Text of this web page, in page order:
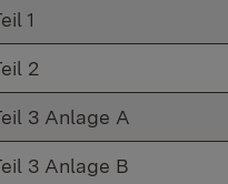
1
2
3 Anlage A
3 Anlage B